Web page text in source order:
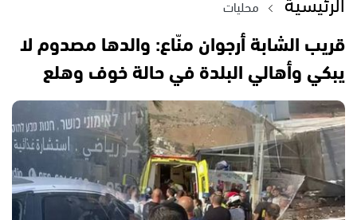
محليات
قريب الشابة أرجوان منّاع: والدها مصدوم لا
يبكي وأهالي البلدة في حالة خوف وهلع